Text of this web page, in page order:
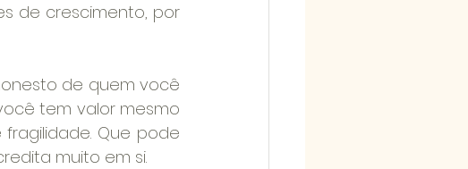
de crescimento, por
de quem você
tem valor mesmo
Que pode
muito em si.